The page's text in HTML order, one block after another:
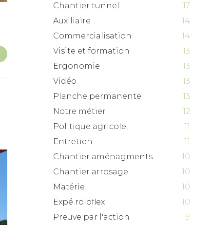
Chantier tunnel
17
Auxiliaire
14
Commercialisation
14
Visite et formation
13
Ergonomie
13
Vidéo
13
Planche permanente
13
Notre métier
12
Politique agricole,
11
Entretien
11
Chantier aménagments
10
Chantier arrosage
10
Matériel
10
Expé roloflex
10
Preuve par l'action
9